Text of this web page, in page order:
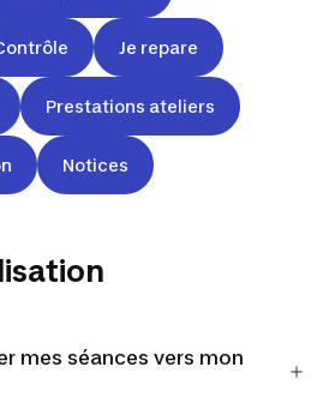
Je repare
Prestations ateliers
Notices
mes séances vers mon